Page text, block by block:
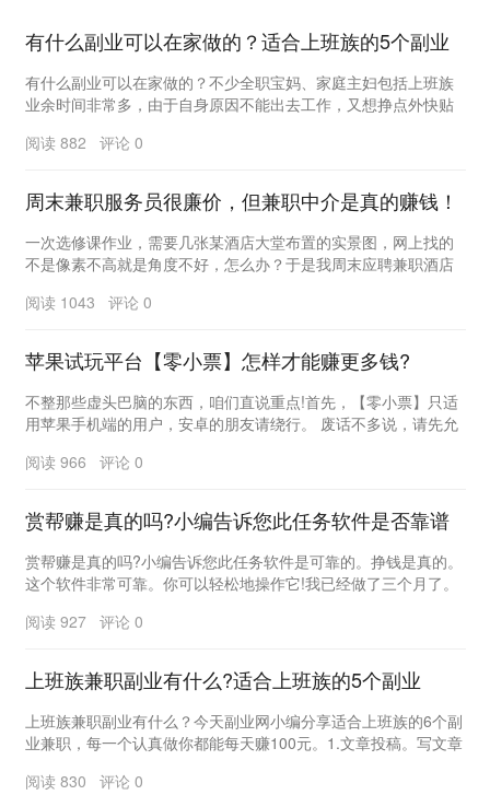
有什么副业可以在家做的？适合上班族的5个副业
有什么副业可以在家做的？不少全职宝妈、家庭主妇包括上班族
业余时间非常多，由于自身原因不能出去工作，又想挣点外快贴
阅读 882 评论 0
周末兼职服务员很廉价，但兼职中介是真的赚钱！
一次选修课作业，需要几张某酒店大堂布置的实景图，网上找的
不是像素不高就是角度不好，怎么办？于是我周末应聘兼职酒店
阅读 1043 评论 0
苹果试玩平台【零小票】怎样才能赚更多钱?
不整那些虚头巴脑的东西，咱们直说重点!首先，【零小票】只适
用苹果手机端的用户，安卓的朋友请绕行。 废话不多说，请先允
阅读 966 评论 0
赏帮赚是真的吗?小编告诉您此任务软件是否靠谱
赏帮赚是真的吗?小编告诉您此任务软件是可靠的。挣钱是真的。
这个软件非常可靠。你可以轻松地操作它!我已经做了三个月了。
阅读 927 评论 0
上班族兼职副业有什么?适合上班族的5个副业
上班族兼职副业有什么？今天副业网小编分享适合上班族的6个副
业兼职，每一个认真做你都能每天赚100元。1.文章投稿。写文章
阅读 830 评论 0